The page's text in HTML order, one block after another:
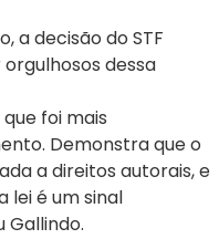
a decisão do STF
dessa
foi mais
Demonstra que o
a direitos autorais, e
lei é um sinal
Gallindo.